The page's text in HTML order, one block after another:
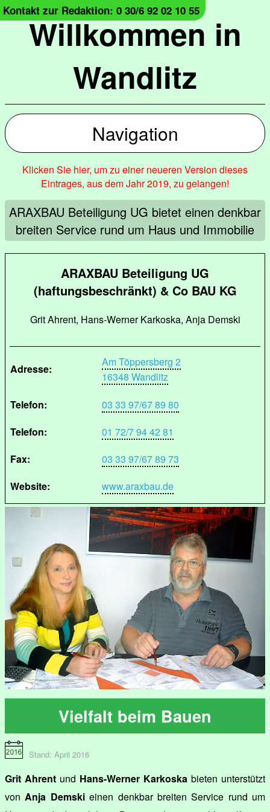
Willkommen in
Wandlitz
Kontakt zur Redaktion: 0 30/6 92 02 10 55
Navigation
Klicken Sie hier, um zu einer neueren Version dieses
Eintrages, aus dem Jahr 2019, zu gelangen!
ARAXBAU Beteiligung UG bietet einen denkbar
breiten Service rund um Haus und Immobilie
ARAXBAU Beteiligung UG
(haftungsbeschränkt) & Co BAU KG
Grit Ahrent, Hans-Werner Karkoska, Anja Demski
Adresse:
Am Töppersberg 2
16348 Wandlitz
Telefon:
03 33 97/67 89 80
Telefon:
01 72/7 94 42 81
Fax:
03 33 97/67 89 73
Website:
www.araxbau.de
Vielfalt beim Bauen
Stand: April 2016
Grit Ahrent und Hans-Werner Karkoska bieten unterstützt
vonAnja Demskieinen denkbar breiten Service rund um